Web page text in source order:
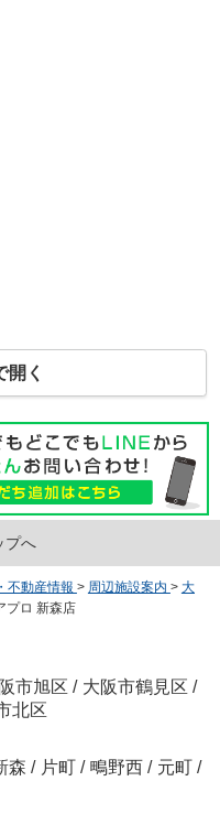
開く
プへ
不動産情報 > 周辺施設案内 > 大
プロ 新森店
市旭区 / 大阪市鶴見区 /
北区
森 / 片町 / 鴫野西 / 元町 /